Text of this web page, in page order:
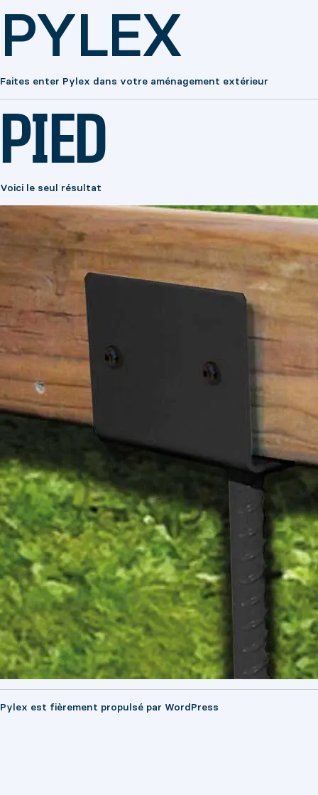
PYLEX
Faites enter Pylex dans votre aménagement extérieur
PIED
Voici le seul résultat
Pylex est fièrement propulsé par WordPress